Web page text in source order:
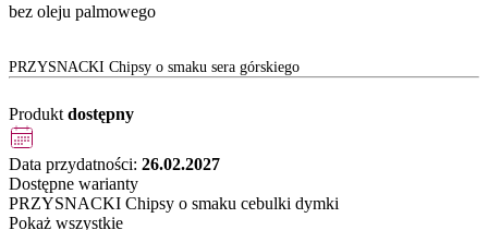
bez oleju palmowego
PRZYSNACKI Chipsy o smaku sera górskiego
Produkt dostępny
Data przydatności: 26.02.2027
Dostępne warianty
PRZYSNACKI Chipsy o smaku cebulki dymki
Pokaż wszystkie